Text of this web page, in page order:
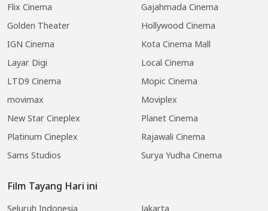
Flix Cinema
Gajahmada Cinema
Golden Theater
Hollywood Cinema
IGN Cinema
Kota Cinema Mall
Layar Digi
Local Cinema
LTD9 Cinema
Mopic Cinema
movimax
Moviplex
New Star Cineplex
Planet Cinema
Platinum Cineplex
Rajawali Cinema
Sams Studios
Surya Yudha Cinema
Film Tayang Hari ini
Seluruh Indonesia Jakarta